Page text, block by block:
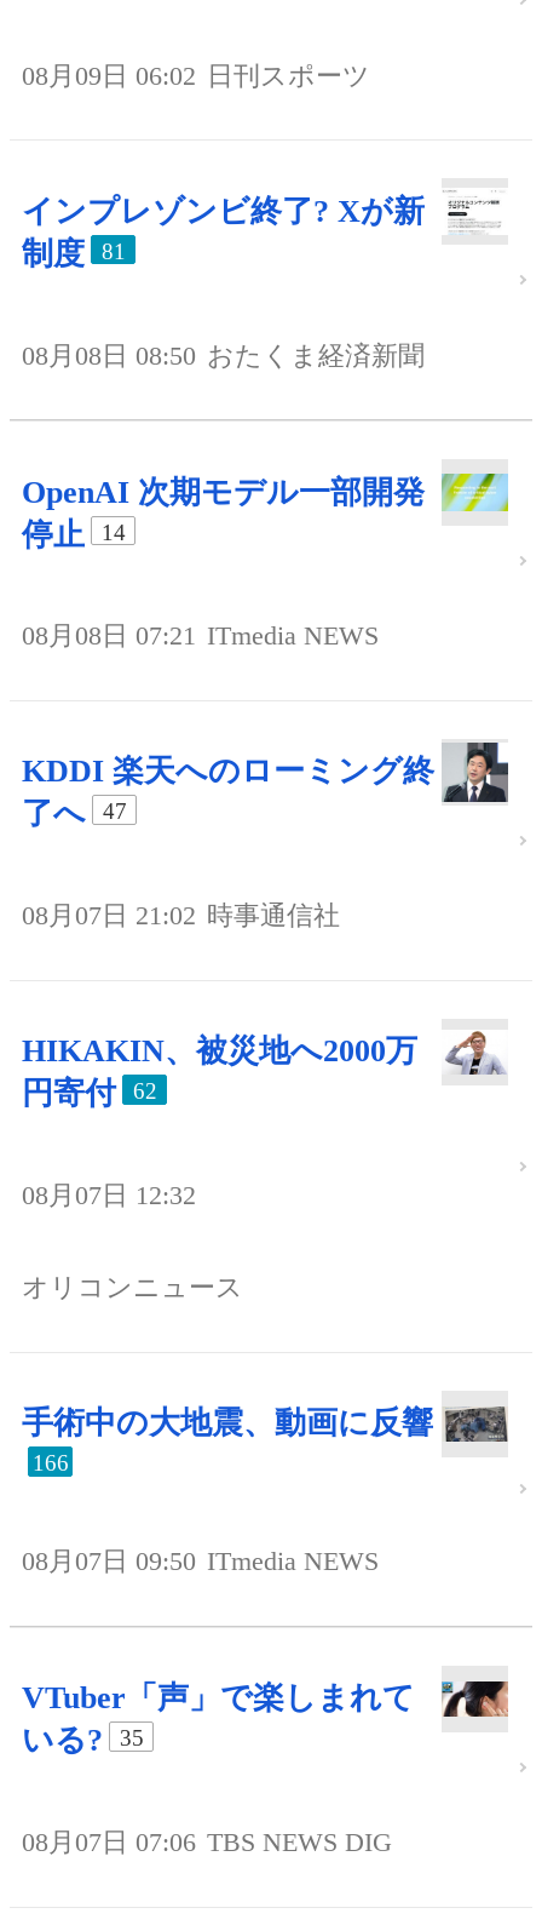
08月09日 06:02 日刊スポーツ
インプレゾンビ終了? Xが新
制度
81
08月08日 08:50 おたくま経済新聞
OpenAI 次期モデル一部開発
停止
14
08月08日 07:21 ITmedia NEWS
KDDI 楽天へのローミング終
了へ
47
08月07日 21:02 時事通信社
HIKAKIN、被災地へ2000万
円寄付
62
08月07日 12:32
オリコンニュース
手術中の大地震、動画に反響
166
08月07日 09:50 ITmedia NEWS
VTuber「声」で楽しまれて
いる?
35
08月07日 07:06 TBS NEWS DIG